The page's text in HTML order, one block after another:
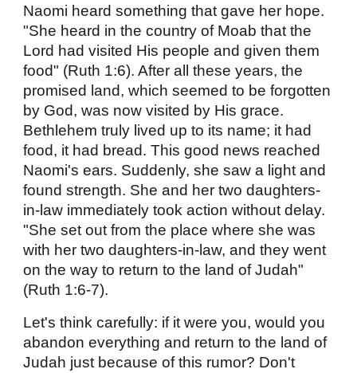
Naomi heard something that gave her hope.
"She heard in the country of Moab that the
Lord had visited His people and given them
food" (Ruth 1:6). After all these years, the
promised land, which seemed to be forgotten
by God, was now visited by His grace.
Bethlehem truly lived up to its name; it had
food, it had bread. This good news reached
Naomi's ears. Suddenly, she saw a light and
found strength. She and her two daughters-
in-law immediately took action without delay.
"She set out from the place where she was
with her two daughters-in-law, and they went
on the way to return to the land of Judah"
(Ruth 1:6-7).
Let's think carefully: if it were you, would you
abandon everything and return to the land of
Judah just because of this rumor? Don't